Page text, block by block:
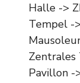
Halle ->
Tempel -
Zentrales
Pavillon -